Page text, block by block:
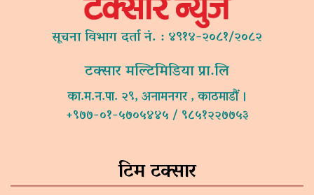
सूचना विभाग दर्ता नं. : ४९१४-२०८१/२०८२
टक्सार मल्टिमिडिया प्रा.लि
का.म.न.पा. २९, अनामनगर , काठमाडौं ।
+९७७-०१-५७०५४४५ / ९८५१२२७७५३
टिम टक्सार